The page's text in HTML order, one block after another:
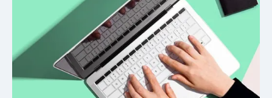
をしっかり代弁致します。